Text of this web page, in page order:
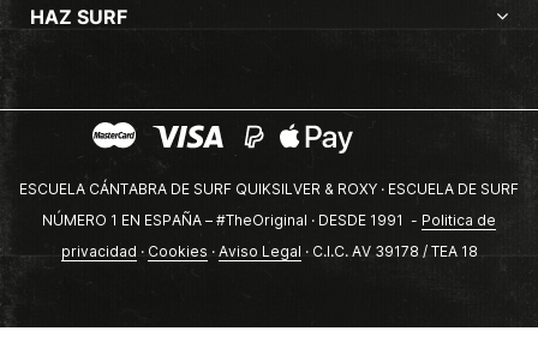
HAZ SURF
ESCUELA CÁNTABRA DE SURF QUIKSILVER & ROXY · ESCUELA DE SURF
NÚMERO 1 EN ESPAÑA – #TheOriginal · DESDE 1991 - Politica de
privacidad · Cookies · Aviso Legal · C.I.C. AV 39178 / TEA 18